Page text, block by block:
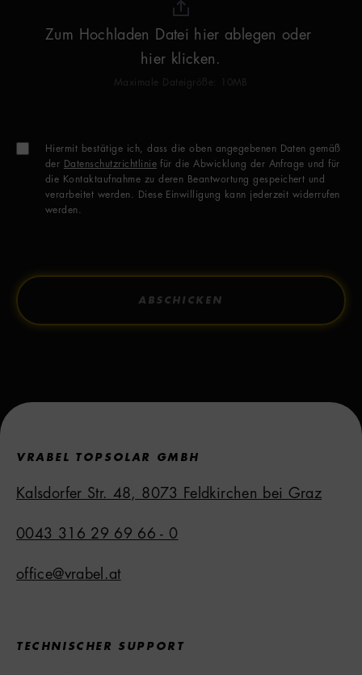
Zum Hochladen Datei hier ablegen oder
hier klicken.
Maximale Dateigröße: 10MB
Hiermit bestätige ich, dass die oben angegebenen Daten gemäß
der Datenschutzrichtliniefür die Abwicklung der Anfrage und für
die Kontaktaufnahme zu deren Beantwortung gespeichert und
verarbeitet werden. Diese Einwilligung kann jederzeit widerrufen
werden.
ABSCHICKEN
VRABEL TOPSOLAR GMBH
Kalsdorfer Str. 48, 8073 Feldkirchen bei Graz
0043 316 29 69 66 - 0
office@vrabel.at
TECHNISCHER SUPPORT